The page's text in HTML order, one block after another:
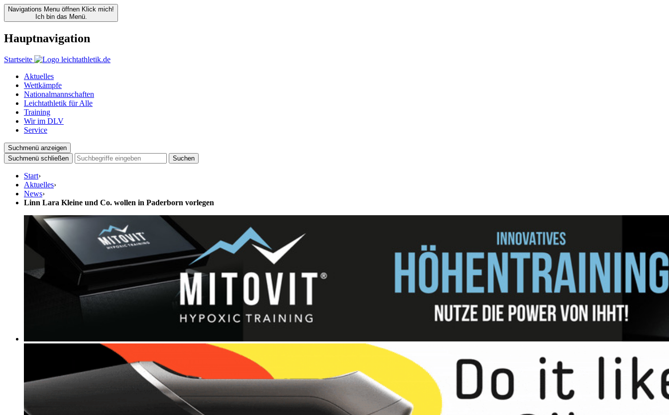
Navigations Menu öffnen Klick mich!
Ich bin das Menü.
Hauptnavigation
Startseite
Aktuelles
Wettkämpfe
Nationalmannschaften
Leichtathletik für Alle
Training
Wir im DLV
Service
Suchmenü anzeigen
Suchmenü schließen
Suchen
Start›
Aktuelles›
News›
Linn Lara Kleine und Co. wollen in Paderborn vorlegen